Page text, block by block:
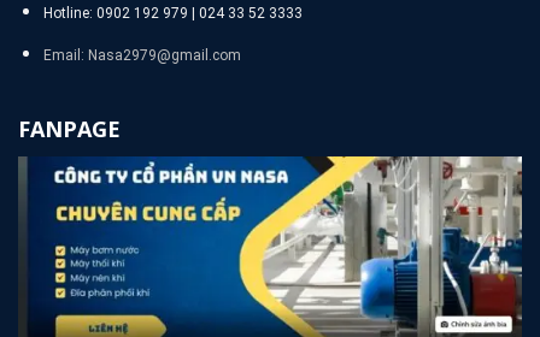
Hotline: 0902 192 979 | 024 33 52 3333
Email: Nasa2979@gmail.com
FANPAGE